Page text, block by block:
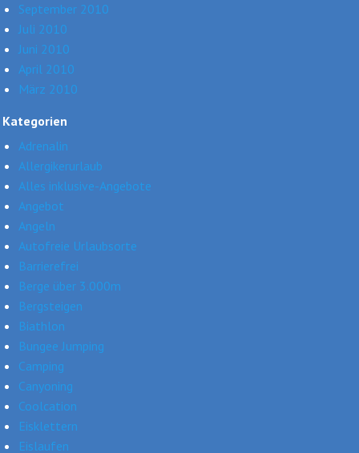
September 2010
Juli 2010
Juni 2010
April 2010
März 2010
Kategorien
Adrenalin
Allergikerurlaub
Alles inklusive-Angebote
Angebot
Angeln
Autofreie Urlaubsorte
Barrierefrei
Berge über 3.000m
Bergsteigen
Biathlon
Bungee Jumping
Camping
Canyoning
Coolcation
Eisklettern
Eislaufen